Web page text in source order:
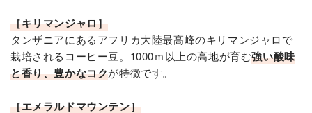
［キリマンジャロ］
タンザニアにあるアフリカ大陸最高峰のキリマンジャロで
栽培されるコーヒー豆。1000ｍ以上の高地が育む強い酸味
と香り、豊かなコクが特徴です。
［エメラルドマウンテン］